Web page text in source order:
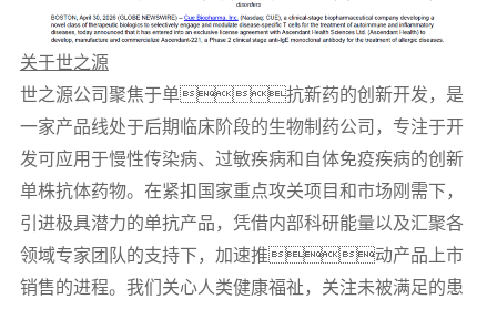
关于世之源
世之源公司聚焦于单抗新药的创新开发，是
一家产品线处于后期临床阶段的生物制药公司，专注于开
发可应用于慢性传染病、过敏疾病和自体免疫疾病的创新
单株抗体药物。在紧扣国家重点攻关项目和市场刚需下，
引进极具潜力的单抗产品，凭借内部科研能量以及汇聚各
领域专家团队的支持下，加速推动产品上市
销售的进程。我们关心人类健康福祉，关注未被满足的患